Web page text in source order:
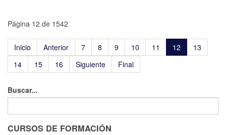
Página 12 de 1542
Inicio Anterior 7 8 9 10 11 12
13
14
15 16 Siguiente Final
Buscar...
CURSOS DE FORMACIÓN